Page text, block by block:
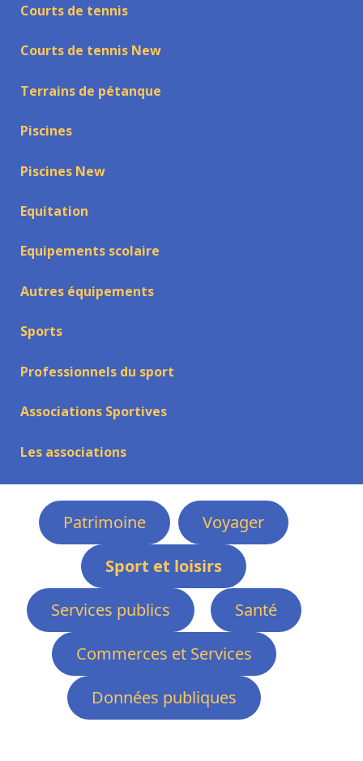
Courts de tennis
Courts de tennis New
Terrains de pétanque
Piscines
Piscines New
Equitation
Equipements scolaire
Autres équipements
Sports
Professionnels du sport
Associations Sportives
Les associations
Patrimoine
Voyager
Sport et loisirs
Services publics
Santé
Commerces et Services
Données publiques